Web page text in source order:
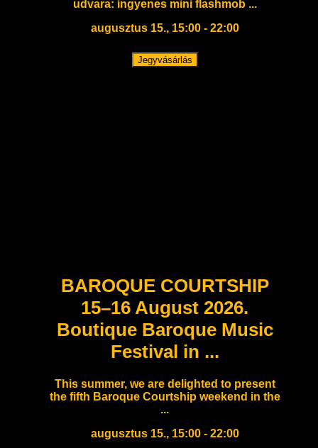
udvara: ingyenes mini flashmob ...
augusztus 15., 15:00 - 22:00
Jegyvásárlás
BAROQUE COURTSHIP
15–16 August 2026.
Boutique Baroque Music
Festival in ...
This summer, we are delighted to present
the fifth Baroque Courtship weekend in the
...
augusztus 15., 15:00 - 22:00